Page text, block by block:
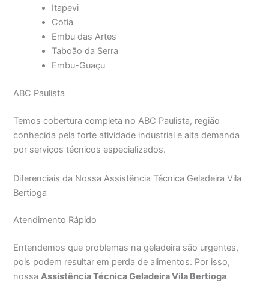
Itapevi
Cotia
Embu das Artes
Taboão da Serra
Embu-Guaçu
ABC Paulista
Temos cobertura completa no ABC Paulista, região
conhecida pela forte atividade industrial e alta demanda
por serviços técnicos especializados.
Diferenciais da Nossa Assistência Técnica Geladeira Vila
Bertioga
Atendimento Rápido
Entendemos que problemas na geladeira são urgentes,
pois podem resultar em perda de alimentos. Por isso,
nossaAssistência Técnica Geladeira Vila Bertioga